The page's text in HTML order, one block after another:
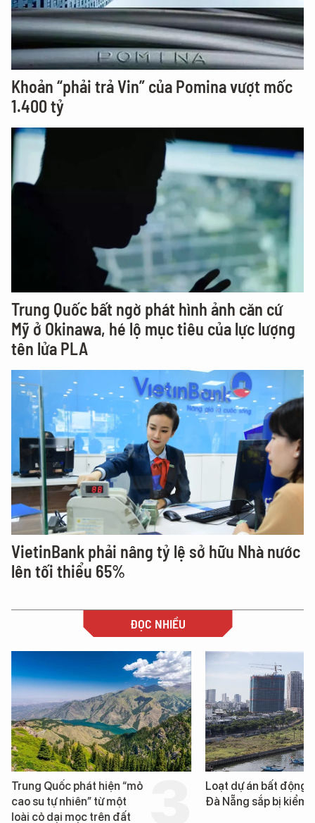
Khoản “phải trả Vin” của Pomina vượt mốc
1.400 tỷ
Trung Quốc bất ngờ phát hình ảnh căn cứ
Mỹ ở Okinawa, hé lộ mục tiêu của lực lượng
tên lửa PLA
VietinBank phải nâng tỷ lệ sở hữu Nhà nước
lên tối thiểu 65%
ĐỌC NHIỀU
Trung Quốc phát hiện “mỏ
cao su tự nhiên” từ một
loài cỏ dại mọc trên đất
Loạt dự án bất động
Đà Nẵng sắp bị kiểm